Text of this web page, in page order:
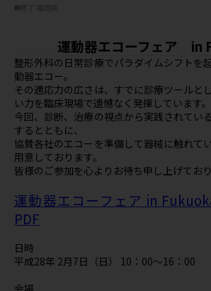
運動器エコーフェア in
整形外科の日常診療でパラダイムシフトを
動器エコー。
その適応力の広さは、すでに診療ツールと
い力を臨床現場で遺憾なく発揮しています。
今回、診断、治療の視点から実践されてい
するとともに、
協賛各社のエコーを準備して器械に触れて
用意しております。
皆様のご参加を心よりお待ち申し上げており
運動器エコーフェア in
PDF
日時
平成28年 2月7日（日） 10：00～16：00
会場